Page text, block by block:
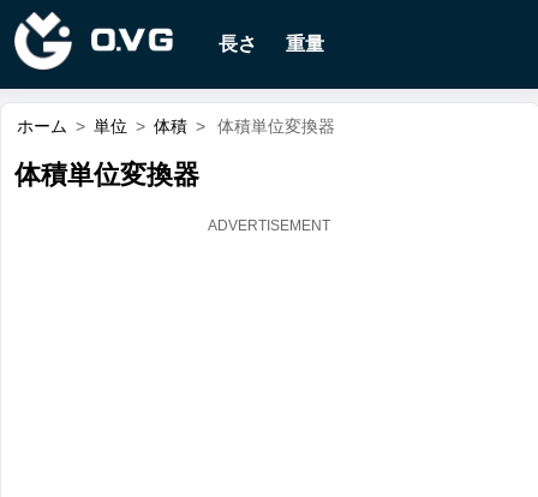
長さ 重量
ホーム > 単位 > 体積 > 体積単位変換器
体積単位変換器